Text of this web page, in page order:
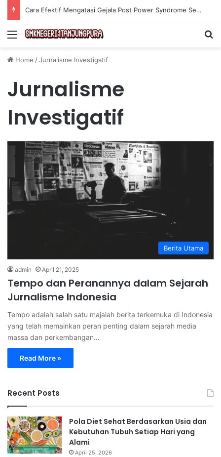
Cara Efektif Mengatasi Gejala Post Power Syndrome Setelah Pensiun Kerja
Menu
Home /Jurnalisme Investigatif
Jurnalisme
Investigatif
Berita Utama
admin April 21, 2025
Tempo dan Peranannya dalam Sejarah
Jurnalisme Indonesia
Tempo adalah salah satu majalah berita terkemuka di Indonesia
yang telah memainkan peran penting dalam sejarah media
massa dan perkembangan…
Read More »
Recent Posts
Pola Diet Sehat Berdasarkan Usia dan
Kebutuhan Tubuh Setiap Hari yang
Alami
April 25, 2026